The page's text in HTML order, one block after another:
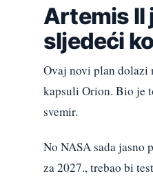
Artemis II
sljedeći
Ovaj novi plan dolazi
kapsuli Orion. Bio je
svemir.
No NASA sada jasno
za 2027., trebao bi